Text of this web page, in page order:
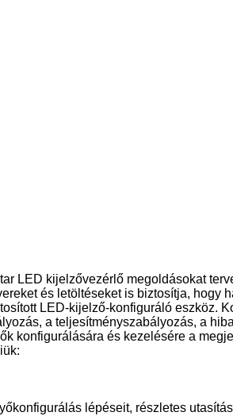
LED kijelzővezérlő megoldásokat
és letöltéseket is biztosítja, hogy
LED-kijelző-konfiguráló eszköz.
a teljesítményszabályozás, a
konfigurálására és kezelésére a
lépéseit, részletes